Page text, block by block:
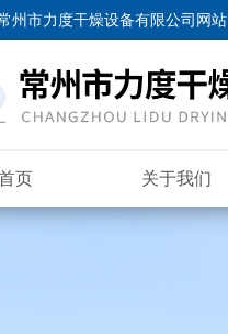
州市力度干燥设备有限公司网站
页 关于我们